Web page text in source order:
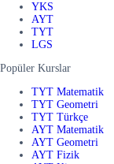
YKS
AYT
TYT
LGS
Popüler Kurslar
TYT Matematik
TYT Geometri
TYT Türkçe
AYT Matematik
AYT Geometri
AYT Fizik